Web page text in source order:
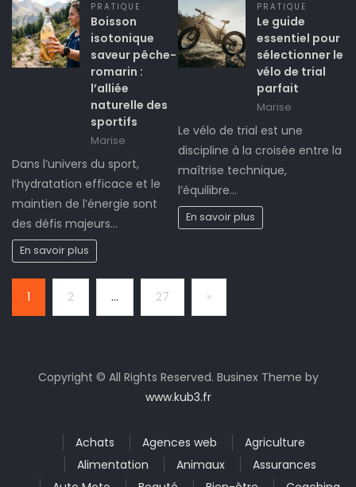
PRATIQUE
Boisson
isotonique
saveur pêche-
romarin :
l’alliée
naturelle des
sportifs
Marise
Dans l’univers du sport,
l’hydratation efficace et le
maintien de l’énergie sont
des défis majeurs…
En savoir plus
PRATIQUE
Le guide
essentiel pour
sélectionner le
vélo de trial
parfait
Marise
Le vélo de trial est une
discipline à la croisée entre la
maîtrise technique,
l’équilibre…
En savoir plus
1 2 … 27 Next
»
Copyright © All Rights Reserved. Businex Theme by
www.kub3.fr
Achats Agences web
Agriculture
Alimentation
Animaux
Assurances